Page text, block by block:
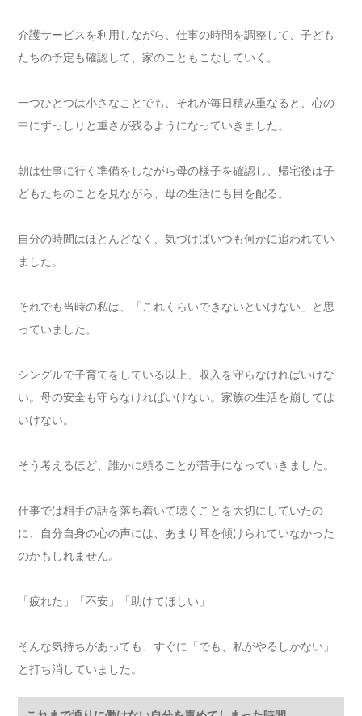
介護サービスを利用しながら、仕事の時間を調整して、子ども
たちの予定も確認して、家のこともこなしていく。
一つひとつは小さなことでも、それが毎日積み重なると、心の
中にずっしりと重さが残るようになっていきました。
朝は仕事に行く準備をしながら母の様子を確認し、帰宅後は子
どもたちのことを見ながら、母の生活にも目を配る。
自分の時間はほとんどなく、気づけばいつも何かに追われてい
ました。
それでも当時の私は、「これくらいできないといけない」と思
っていました。
シングルで子育てをしている以上、収入を守らなければいけな
い。母の安全も守らなければいけない。家族の生活を崩しては
いけない。
そう考えるほど、誰かに頼ることが苦手になっていきました。
仕事では相手の話を落ち着いて聴くことを大切にしていたの
に、自分自身の心の声には、あまり耳を傾けられていなかった
のかもしれません。
「疲れた」「不安」「助けてほしい」
そんな気持ちがあっても、すぐに「でも、私がやるしかない」
と打ち消していました。